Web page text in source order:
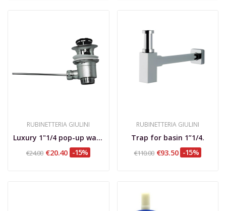
RUBINETTERIA GIULINI
Luxury 1"1/4 pop-up waste.
€24.00 €20.40 -15%
RUBINETTERIA GIULINI
Trap for basin 1”1/4.
€110.00 €93.50 -15%